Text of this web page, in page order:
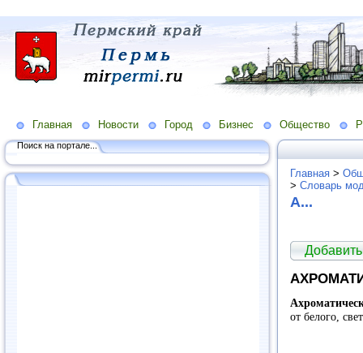
Главная Новости Город Бизнес Общество
Поиск на портале...
Главная >
> Словарь
А...
от белого,